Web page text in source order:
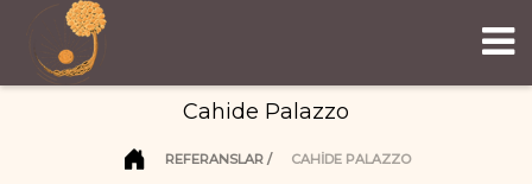
Cahide Palazzo
REFERANSLAR CAHIDE PALAZZO